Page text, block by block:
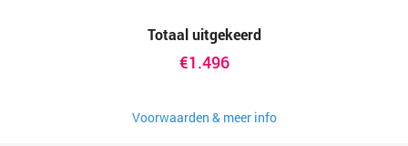
Totaal uitgekeerd
€1.496
Voorwaarden & meer info